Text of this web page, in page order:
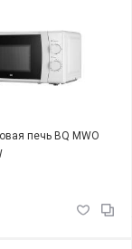
печь BQ MWO